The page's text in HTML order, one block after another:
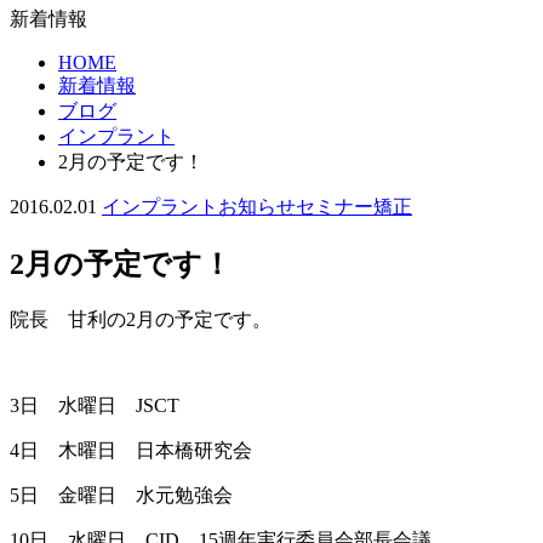
新着情報
HOME
新着情報
ブログ
インプラント
2月の予定です！
2016.02.01 インプラント お知らせセミナー矯正
2月の予定です！
院長 甘利の2月の予定です。
3日 水曜日 JSCT
4日 木曜日 日本橋研究会
5日 金曜日 水元勉強会